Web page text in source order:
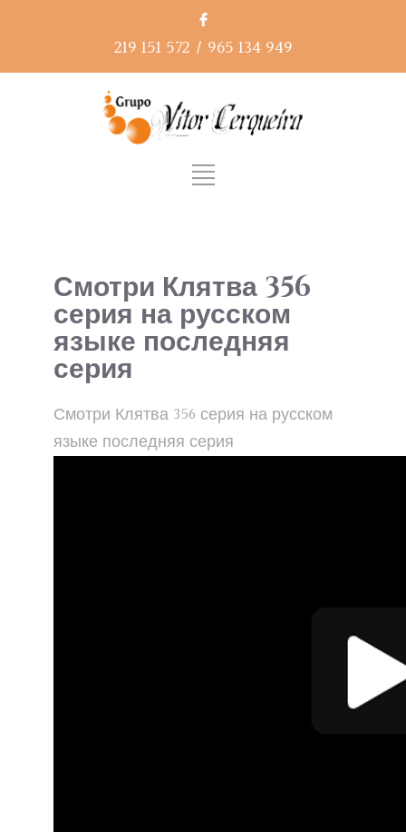
219 151 572 / 965 134 949
Смотри Клятва 356
серия на русском
языке последняя
серия
Смотри Клятва 356 серия на русском
языке последняя серия